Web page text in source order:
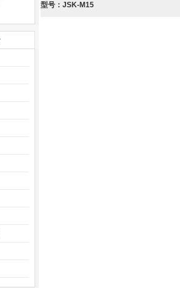
型号：JSK-M15